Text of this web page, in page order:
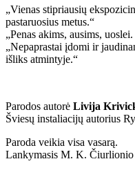
„Vienas stipriausių
pastaruosius metus.“
„Penas akims, ausims,
„Nepaprastai įdomi ir
išliks atmintyje.“
Parodos autorė Livija
Šviesų instaliacijų autorius
Paroda veikia visa vasarą.
Lankymasis M. K. Čiurlionio